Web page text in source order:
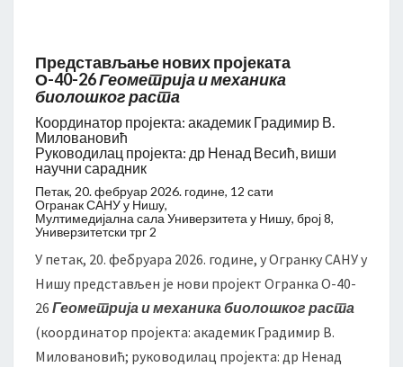
е
д
т
в
а
њ
н
в
и
х
п
Представљање нових пројеката
О-40-26Геометрија и механика
биолошког раста
Координатор пројекта: академик Градимир В.
Миловановић
Руководилац пројекта: др Ненад Весић, виши
научни сарадник
Петак, 20. фебруар 2026. године, 12 сати
Огранак САНУ у Нишу,
Мултимедијална сала Универзитета у Нишу, број 8,
Универзитетски трг 2
У петак, 20. фебруара 2026. године, у Огранку САНУ у
Нишу представљен је нови пројект Огранка О-40-
26 Геометрија и механика биолошког раста
(координатор пројекта: академик Градимир В.
Миловановић; руководилац пројекта: др Ненад